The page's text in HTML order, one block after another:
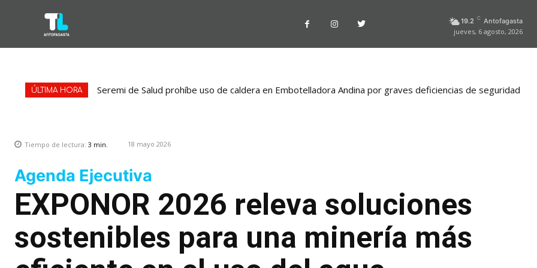
19.2 C Antofagasta
jueves, 6 agosto, 2026
ÚLTIMA HORA Seremi de Salud prohíbe uso de caldera en Embotelladora Andina por graves deficiencias de seguridad
Tiempo de lectura: 3 min. 18 mayo 2026
Agenda Ejecutiva
EXPONOR 2026 releva soluciones
sostenibles para una minería más